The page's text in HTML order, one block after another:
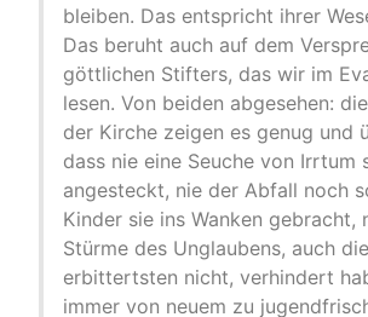
bleiben. Das entspricht ihrer
Das beruht auch auf dem
göttlichen Stifters, das wir im
lesen. Von beiden abgesehen:
der Kirche zeigen es genug und
dass nie eine Seuche von Irrtum
angesteckt, nie der Abfall noch
Kinder sie ins Wanken gebracht,
Stürme des Unglaubens, auch die
erbittertsten nicht, verhindert
immer von neuem zu